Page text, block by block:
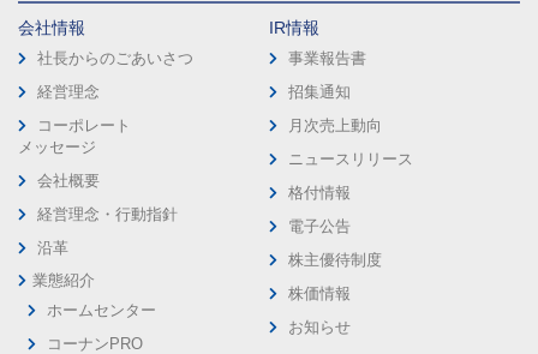
会社情報
社長からのごあいさつ
経営理念
コーポレート
メッセージ
会社概要
経営理念・行動指針
沿革
業態紹介
ホームセンター
コーナンPRO
IR情報
事業報告書
招集通知
月次売上動向
ニュースリリース
格付情報
電子公告
株主優待制度
株価情報
お知らせ